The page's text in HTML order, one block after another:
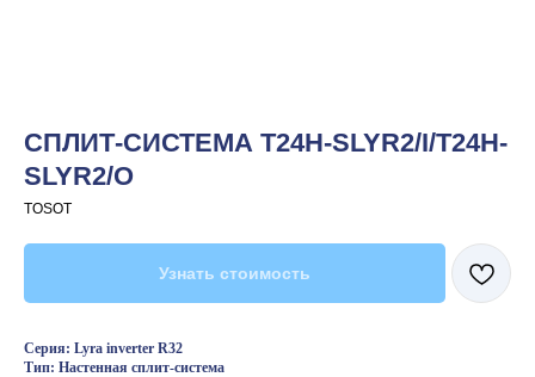
СПЛИТ-СИСТЕМА T24H-SLYR2/I/T24H-
SLYR2/O
TOSOT
Узнать стоимость
Серия: Lyra inverter R32
Тип: Настенная сплит-система